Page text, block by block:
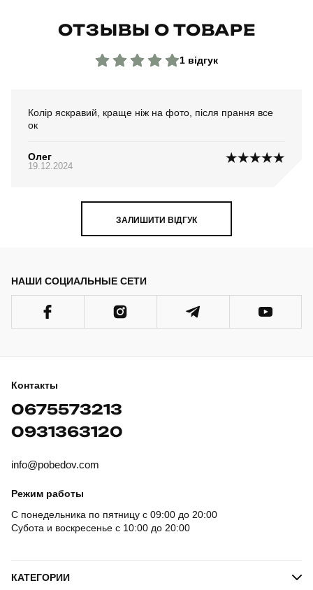
ОТЗЫВЫ О ТОВАРЕ
1 відгук
Колір яскравий, краще ніж на фото, після прання все
ок
Олег
19.12.2024
ЗАЛИШИТИ ВІДГУК
НАШИ СОЦИАЛЬНЫЕ СЕТИ
Контакты
0675573213
0931363120
info@pobedov.com
Режим работы
С понедельника по пятницу с 09:00 до 20:00
Субота и воскресенье с 10:00 до 20:00
КАТЕГОРИИ